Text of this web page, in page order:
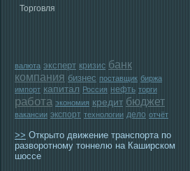
Торговля
валюта эксперт кризис банк
компания бизнес поставщик биржа
импорт капитал Россия нефть торги
работа экономия кредит бюджет
вакансии экспорт технологии дело отчёт
>> Открыто движение транспорта по
разворотному тоннелю на Каширском
шоссе